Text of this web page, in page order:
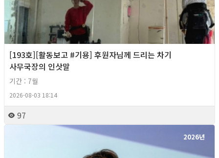
[193호][활동보고 #기용] 후원자님께 드리는 차기
사무국장의 인삿말
기간 : 7월
2026-08-03 18:14
97
2026년